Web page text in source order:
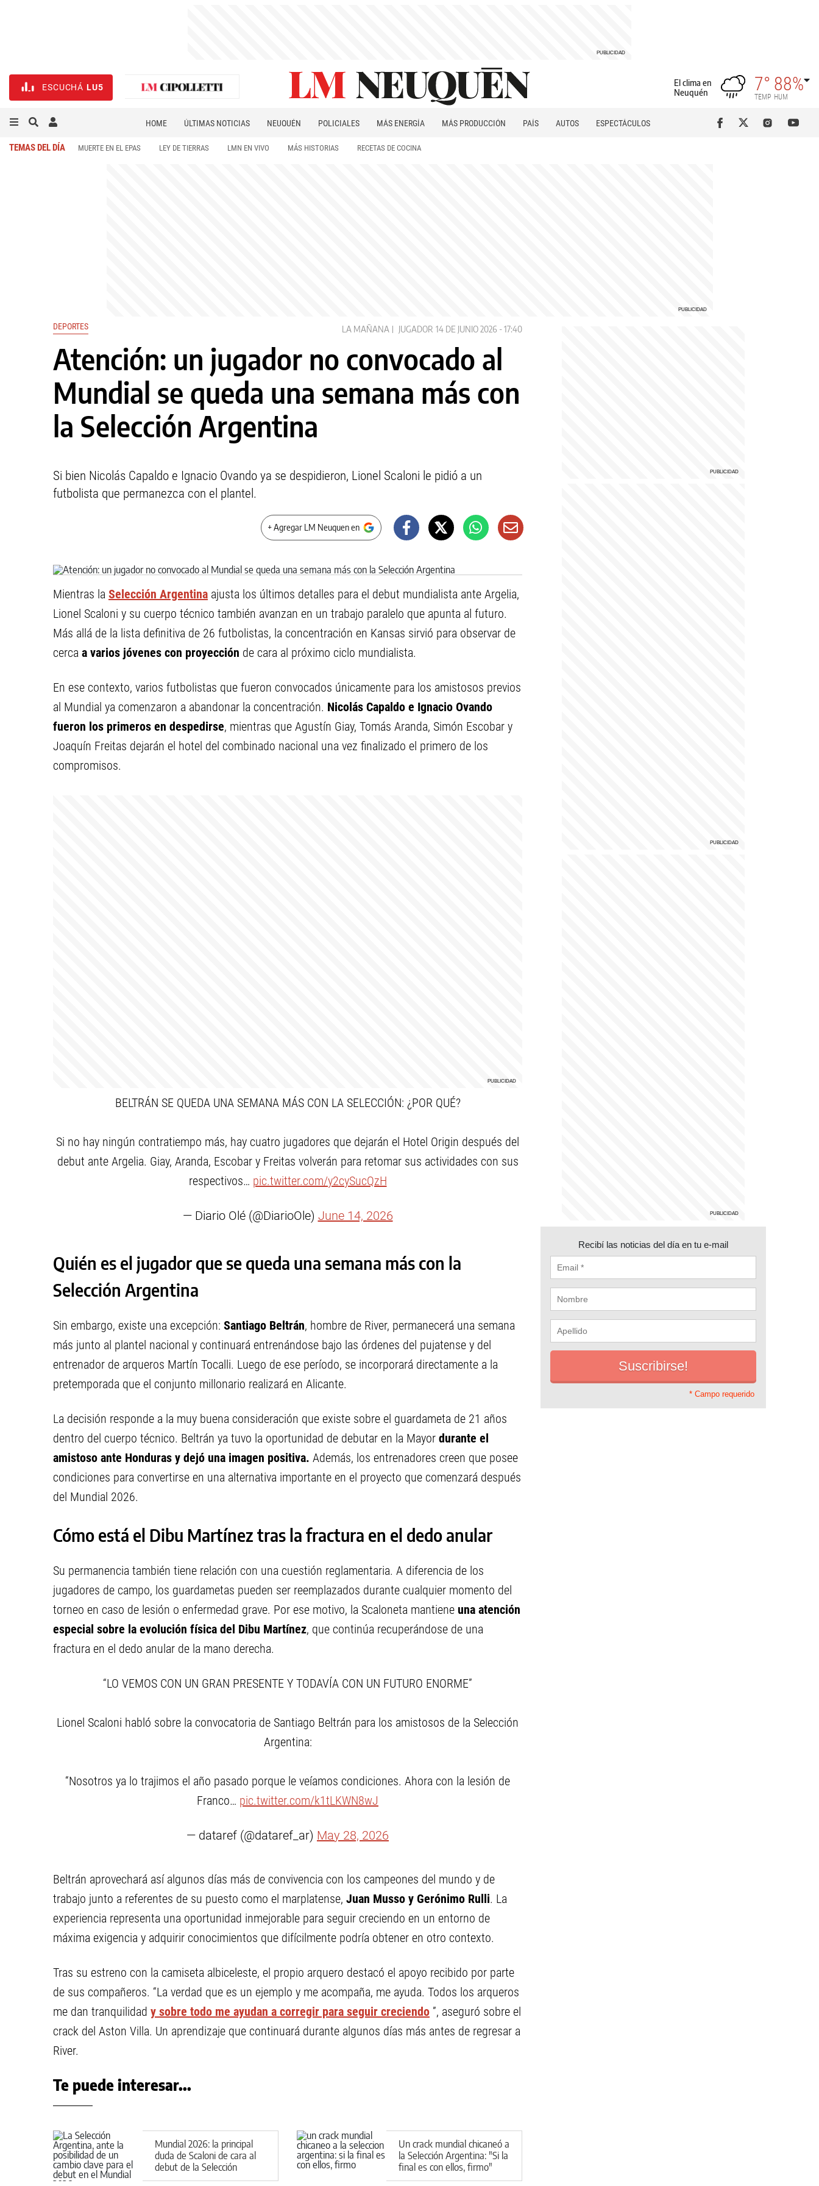
ESCUCHÁ LU5
El clima en
Neuquén
7°
TEMP
88%
HUM
HOME ÚLTIMAS NOTICIAS NEUQUÉN POLICIALES MÁS ENERGÍA MÁS PRODUCCIÓN PAÍS AUTOS
ESPECTÁCULOS
TEMAS DEL DÍA MUERTE EN EL EPAS LEY DE TIERRAS LMN EN VIVO MÁS HISTORIAS RECETAS DE COCINA
DEPORTES LA MAÑANA JUGADOR 14 DE JUNIO 2026 - 17:40
Atención: un jugador no convocado al
Mundial se queda una semana más con
la Selección Argentina
Si bien Nicolás Capaldo e Ignacio Ovando ya se despidieron, Lionel Scaloni le pidió a un
futbolista que permanezca con el plantel.
+ Agregar LM Neuquen en
Mientras la Selección Argentina ajusta los últimos detalles para el debut mundialista ante Argelia,
Lionel Scaloni y su cuerpo técnico también avanzan en un trabajo paralelo que apunta al futuro.
Más allá de la lista definitiva de 26 futbolistas, la concentración en Kansas sirvió para observar de
cerca a varios jóvenes con proyección de cara al próximo ciclo mundialista.
En ese contexto, varios futbolistas que fueron convocados únicamente para los amistosos previos
al Mundial ya comenzaron a abandonar la concentración. Nicolás Capaldo e Ignacio Ovando
fueron los primeros en despedirse, mientras que Agustín Giay, Tomás Aranda, Simón Escobar y
Joaquín Freitas dejarán el hotel del combinado nacional una vez finalizado el primero de los
compromisos.
BELTRÁN SE QUEDA UNA SEMANA MÁS CON LA SELECCIÓN: ¿POR QUÉ?
Si no hay ningún contratiempo más, hay cuatro jugadores que dejarán el Hotel Origin después del
debut ante Argelia. Giay, Aranda, Escobar y Freitas volverán para retomar sus actividades con sus
respectivos… pic.twitter.com/y2cySucQzH
— Diario Olé (@DiarioOle) June 14, 2026
Quién es el jugador que se queda una semana más con la
Selección Argentina
Sin embargo, existe una excepción: Santiago Beltrán, hombre de River, permanecerá una semana
más junto al plantel nacional y continuará entrenándose bajo las órdenes del pujatense y del
entrenador de arqueros Martín Tocalli. Luego de ese período, se incorporará directamente a la
pretemporada que el conjunto millonario realizará en Alicante.
La decisión responde a la muy buena consideración que existe sobre el guardameta de 21 años
dentro del cuerpo técnico. Beltrán ya tuvo la oportunidad de debutar en la Mayor durante el
amistoso ante Honduras y dejó una imagen positiva. Además, los entrenadores creen que posee
condiciones para convertirse en una alternativa importante en el proyecto que comenzará después
del Mundial 2026.
Cómo está el Dibu Martínez tras la fractura en el dedo anular
Su permanencia también tiene relación con una cuestión reglamentaria. A diferencia de los
jugadores de campo, los guardametas pueden ser reemplazados durante cualquier momento del
torneo en caso de lesión o enfermedad grave. Por ese motivo, la Scaloneta mantiene una atención
especial sobre la evolución física del Dibu Martínez, que continúa recuperándose de una
fractura en el dedo anular de la mano derecha.
“LO VEMOS CON UN GRAN PRESENTE Y TODAVÍA CON UN FUTURO ENORME”
Lionel Scaloni habló sobre la convocatoria de Santiago Beltrán para los amistosos de la Selección
Argentina:
“Nosotros ya lo trajimos el año pasado porque le veíamos condiciones. Ahora con la lesión de
Franco… pic.twitter.com/k1tLKWN8wJ
— dataref (@dataref_ar) May 28, 2026
Beltrán aprovechará así algunos días más de convivencia con los campeones del mundo y de
trabajo junto a referentes de su puesto como el marplatense, Juan Musso y Gerónimo Rulli. La
experiencia representa una oportunidad inmejorable para seguir creciendo en un entorno de
máxima exigencia y adquirir conocimientos que difícilmente podría obtener en otro contexto.
Tras su estreno con la camiseta albiceleste, el propio arquero destacó el apoyo recibido por parte
de sus compañeros. “La verdad que es un ejemplo y me acompaña, me ayuda. Todos los arqueros
me dan tranquilidad y sobre todo me ayudan a corregir para seguir creciendo ”, aseguró sobre el
crack del Aston Villa. Un aprendizaje que continuará durante algunos días más antes de regresar a
River.
Te puede interesar...
Mundial 2026: la principal
duda de Scaloni de cara al
debut de la Selección
Argentina
Un crack mundial chicaneó a
la Selección Argentina: "Si la
final es con ellos, firmo"
Recibí las noticias del día en tu e-mail
* Campo requerido